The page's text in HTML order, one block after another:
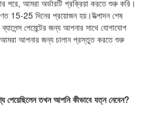
আমরা অর্ডারটি প্রক্রিয়া করতে শুরু করি।
15-25 দিনের প্রয়োজন হয়।উত্পাদন শেষ
পেমেন্টের জন্য আপনার সাথে যোগাযোগ
আমরা আপনার জন্য চালান প্রস্তুত করতে শুরু
পেয়েছিলেন তখন আপনি কীভাবে যত্ন নেবেন?